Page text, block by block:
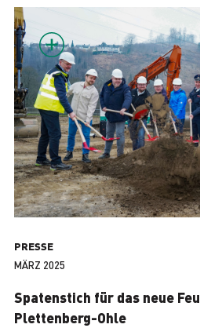
PRESSE
MÄRZ 2025
Spatenstich für das neue
Plettenberg-Ohle